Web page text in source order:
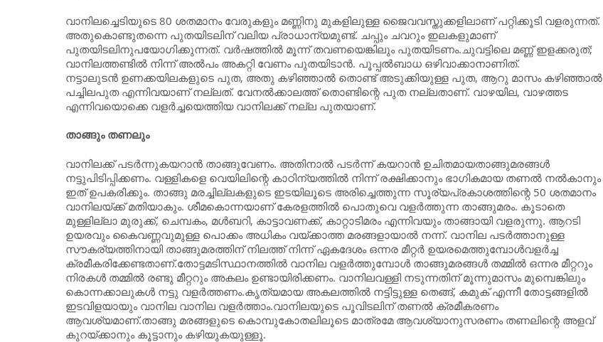
വാനിലച്ചെടിയുടെ 80 ശതമാനം വേരുകളും മണ്ണിനു മുകളിലുള്ള ജൈവവസ്തുക്കളിലാണ് പറ്റിക്കൂടി വളരുന്നത്.
അതുകൊണ്ടുതന്നെ പുതയിടലിന് വലിയ പ്രാധാന്യമുണ്ട്. ചപ്പും ചവറും ഇലകളുമാണ്
പുതയിടലിനുപയോഗിക്കുന്നത്. വര്‍ഷത്തില്‍ മൂന്ന് തവണയെങ്കിലും പുതയിടണം.ചുവട്ടിലെ മണ്ണ് ഇളക്കരുത്;
വാനിലത്തണ്ടില്‍ നിന്ന് അല്‍പം അകറ്റി വേണം പുതയിടാന്‍. പൂപ്പല്‍ബാധ ഒഴിവാക്കാനാണിത്.
നട്ടാലുടന്‍ ഉണക്കയിലകളുടെ പുത, അതു കഴിഞ്ഞാല്‍ തൊണ്ട് അടുക്കിയുള്ള പുത, ആറു മാസം കഴിഞ്ഞാല്‍
പച്ചിലപുത എന്നിവയാണ് നല്ലത്. വേനല്‍ക്കാലത്ത് തൊണ്ടിന്റെ പുത നല്ലതാണ്. വാഴയില, വാഴത്തട
എന്നിവയൊക്കെ വളര്‍ച്ചയെത്തിയ വാനിലക്ക് നല്ല പുതയാണ്.
താങ്ങും തണലും
വാനിലക്ക് പടര്‍ന്നുകയറാന്‍ താങ്ങുവേണം. അതിനാല്‍ പടര്‍ന്ന് കയറാന്‍ ഉചിതമായതാങ്ങുമരങ്ങള്‍
നട്ടുപിടിപ്പിക്കണം. വള്ളികളെ വെയിലിന്റെ കാഠിന്യത്തില്‍ നിന്ന് രക്ഷിക്കാനും ഭാഗികമായ തണല്‍ നല്‍കാനും
ഇത് ഉപകരിക്കും. താങ്ങു മരച്ചില്ലകളുടെ ഇടയിലൂടെ അരിച്ചെത്തുന്ന സൂര്യപ്രകാശത്തിന്റെ 50 ശതമാനം
വാനിലയ്ക്ക് മതിയാകും. ശീമകൊന്നയാണ് കേരളത്തില്‍ പൊതുവെ വളര്‍ത്തുന്ന താങ്ങുമരം. കൂടാതെ
മുള്ളില്ലാ മുരുക്ക്, ചെമ്പകം, മള്‍ബറി, കാട്ടാവണക്ക്, കാറ്റാടിമരം എന്നിവയും താങ്ങായി വളരുന്നു. ആറടി
ഉയരവും കൈവണ്ണവുമുള്ള പൊക്കം അധികം വയ്ക്കാത്ത മരങ്ങളായാല്‍ നന്ന്. വാനില പടര്‍ത്താനുള്ള
സൗകര്യത്തിനായി താങ്ങുമരത്തിന് നിലത്ത് നിന്ന് ഏകദേശം ഒന്നര മീറ്റര്‍ ഉയരമെത്തുമ്പോള്‍വളര്‍ച്ച
ക്രമീകരിക്കേണ്ടതാണ്.തോട്ടമടിസ്ഥാനത്തില്‍ വാനില വളര്‍ത്തുമ്പോള്‍ താങ്ങുമരങ്ങള്‍ തമ്മില്‍ ഒന്നര മീറ്ററും
നിരകള്‍ തമ്മില്‍ രണ്ടു മീറ്ററും അകലം ഉണ്ടായിരിക്കണം. വാനിലവള്ളി നടുന്നതിന് മൂന്നുമാസം മുമ്പെങ്കിലും
കൊന്നക്കാലുകള്‍ നട്ടു വളര്‍ത്തണം.കൃത്യമായ അകലത്തില്‍ നട്ടിട്ടുള്ള തെങ്ങ്, കമുക് എന്നീ തോട്ടങ്ങളില്‍
ഇടവിളയായും വാനില വാനില വളര്‍ത്താം.വാനിലയുടെ പൂവിടലിന് തണല്‍ ക്രമീകരണം
ആവശ്യമാണ്‌.താങ്ങു മരങ്ങളുടെ കൊമ്പുകോതലിലൂടെ മാത്രമേ ആവശ്യാനുസരണം തണലിന്റെ അളവ്
കുറയ്ക്കാനും കൂട്ടാനും കഴിയുകയുള്ളൂ.